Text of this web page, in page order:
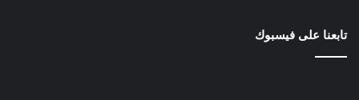
تابعنا على فيسبوك